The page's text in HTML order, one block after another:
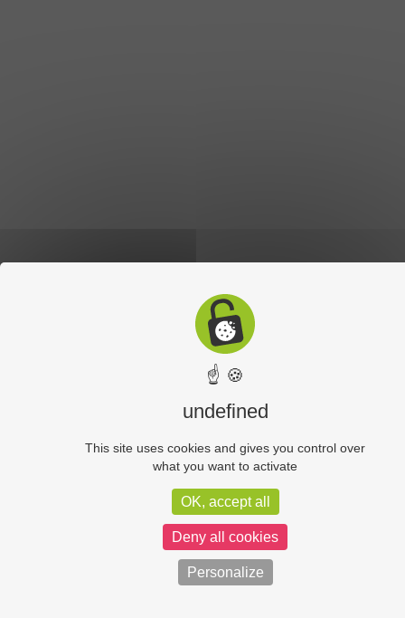
☝ 🍪
undefined
This site uses cookies and gives you control over
what you want to activate
OK, accept all
Deny all cookies
Personalize